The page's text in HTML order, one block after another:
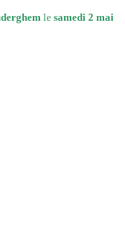
le samedi 2 mai